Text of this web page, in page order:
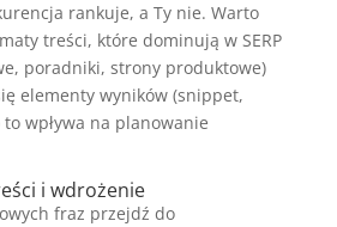
rankuje, a Ty nie. Warto
treści, które dominują w SERP
poradniki, strony produktowe)
elementy wyników (snippet,
wpływa na planowanie
i wdrożenie
fraz przejdź do